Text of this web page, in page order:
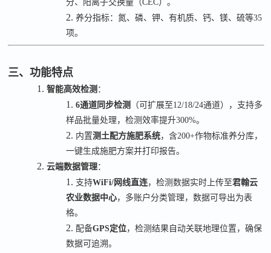
分、阳离子交换量（CEC）。
2.养分指标：氮、磷、钾、有机质、钙、镁、硫等35
项。
三、功能特点
1.智能高效检测 ：
1.6通道同步检测 （可扩展至12/18/24通道），支持多
样品批量处理，检测效率提升300%。
2. 内置测土配方施肥系统，含200+作物标准养分库，
一键生成施肥方案并打印报告。
2.云端数据管理：
1. 支持WiFi/网线直连，检测数据实时上传至君翰云
农业数据中心，多账户分类管理，数据可导出为表
格。
2.配备GPS定位，检测结果自动关联地理位置，确保
数据可追溯。